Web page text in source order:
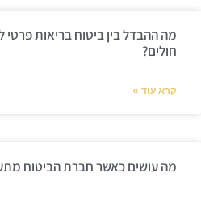
מה ההבדל בין ביטוח בריאות פרטי
חולים?
קרא עוד »
מה עושים כאשר חברת הביטוח